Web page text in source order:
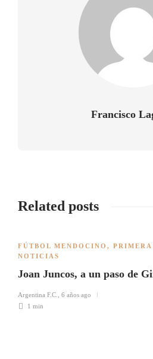
Francisco
Related posts
FÚTBOL MENDOCINO ,
NOTICIAS
Joan Juncos, a un paso de
Argentina F.C.
6 años ago
1 min